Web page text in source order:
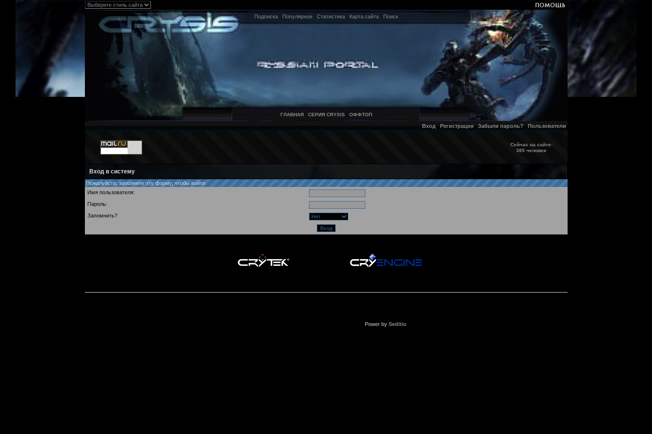
Подписка Популярное Статистика Карта сайта Поиск
ГЛАВНАЯ СЕРИЯ CRYSIS ОФФТОП
Вход Регистрация Забыли пароль? Пользователи
Сейчас на сайте:
385 человек
Вход в систему
Пожалуйста, заполните эту форму, чтобы войти
Имя пользователя:
Пароль:
Запомнить?
Power by Seditio